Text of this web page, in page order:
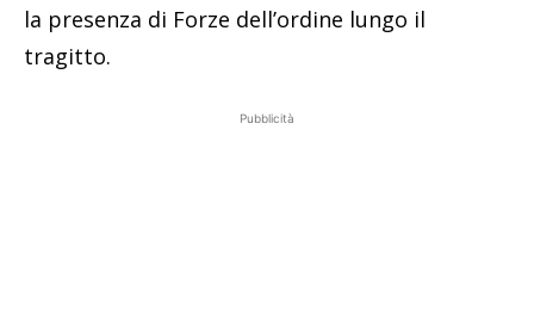
la presenza di Forze dell’ordine lungo il
tragitto.
Pubblicità